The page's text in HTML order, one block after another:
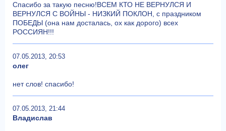
Спасибо за такую песню!ВСЕМ КТО НЕ ВЕРНУЛСЯ И
ВЕРНУЛСЯ С ВОЙНЫ - НИЗКИЙ ПОКЛОН, с праздником
ПОБЕДЫ (она нам досталась, ох как дорого) всех
РОССИЯН!!!
07.05.2013, 20:53
олег
нет слов! спасибо!
07.05.2013, 21:44
Владислав